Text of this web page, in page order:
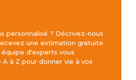
personnalisé ? Décrivez-nous
une estimation gratuite
d'experts vous
à Z pour donner vie à vos